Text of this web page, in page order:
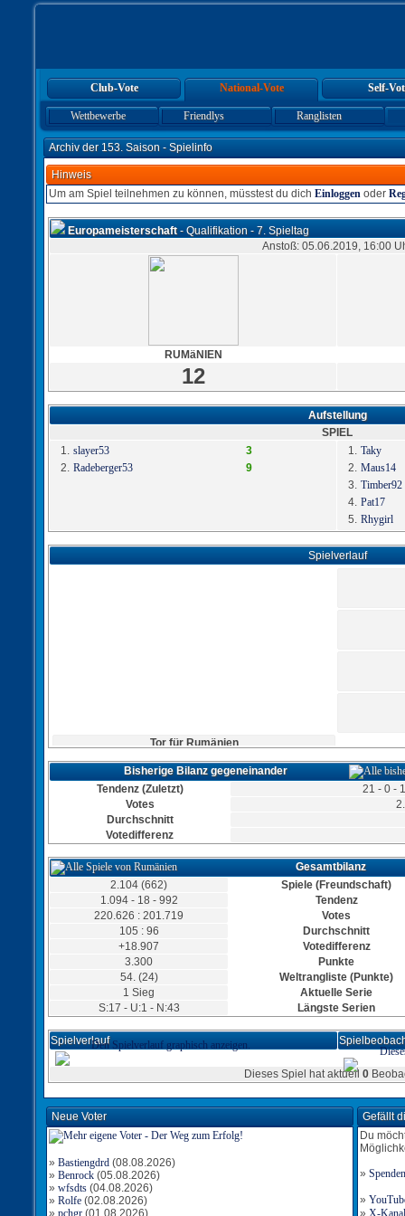
Club-Vote National-Vote Self-
Wettbewerbe Friendlys Ranglisten
Archiv der 153. Saison - Spielinfo
Hinweis
Um am Spiel teilnehmen zu können, müsstest du dich Einloggen oder
Europameisterschaft- Qualifikation - 7. Spieltag
Anstoß: 05.06.2019, 16:00
RUMäNIEN
12
Aufstellung
SPIEL
1. slayer53
3
2. Radeberger53 9
1. Taky
2. Maus14
3. Timber92
4. Pat17
5. Rhygirl
Spielverlauf
Tor für Rumänien
07.06.2019, 08:53 Uhr 12:26
Tor für Rumänien
Torschütze: Radeberger53
07.06.2019, 05:55 Uhr
06.06.2019, 22:33 Uhr 10:20
Torschütze: Radeberger53
Bisherige Bilanz gegeneinander
Tendenz (Zuletzt)
21 - 0 -
Votes
Durchschnitt
Votedifferenz
Gesamtbilanz
2.104 (662)
Spiele (Freundschaft)
1.094 - 18 - 992
Tendenz
220.626 : 201.719
Votes
105 : 96
Durchschnitt
+18.907
Votedifferenz
3.300
Punkte
54. (24)
Weltrangliste (Punkte)
1 Sieg
Aktuelle Serie
S:17 - U:1 - N:43
Längste Serien
SpielverlaufDen Spielverlauf graphisch anzeigen.
Dieses Spiel hat aktuell 0
Neue Voter
» Bastiengdrd (08.08.2026)
» Benrock (05.08.2026)
» wfsdts (04.08.2026)
» Rolfe (02.08.2026)
» pchgr (01.08.2026)
Gefällt
Du
» Spenden
»
» X-